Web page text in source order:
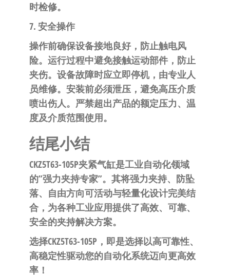
时检修。
7. 安全操作
操作前确保设备接地良好，防止触电风
险。运行过程中避免接触运动部件，防止
夹伤。设备故障时应立即停机，由专业人
员维修。安装前必须泄压，避免高压介质
喷出伤人。严禁超出产品的额定压力、温
度及介质范围使用。
结尾小结
CKZ5T63-105P夹紧气缸是工业自动化领域
的”强力夹持专家”。其将强力夹持、防坠
落、自由方向可活动与轻量化设计完美结
合，为各种工业应用提供了高效、可靠、
安全的夹持解决方案。
选择CKZ5T63-105P，即是选择以高可靠性、
高稳定性驱动您的自动化系统迈向更高效
率！